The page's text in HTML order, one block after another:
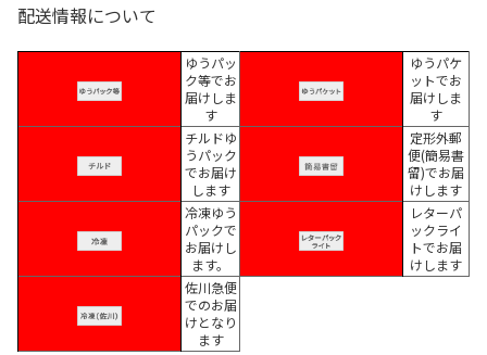
配送情報について
ゆうパッ
ク等でお
届けしま
す
ゆうパケ
ットでお
届けしま
す
チルドゆ
うパック
でお届け
します
定形外郵
便(簡易書
留)でお届
けします
冷凍ゆう
パックで
お届けし
ます。
レターパ
ックライ
トでお届
けします
佐川急便
でのお届
けとなり
ます